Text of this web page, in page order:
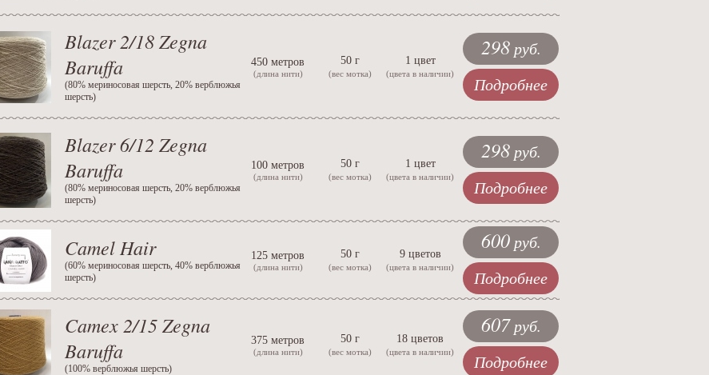
Blazer 2/18 Zegna
Baruffa
(80% мериносовая шерсть, 20% верблюжья
шерсть)
450 метров
(длина нити)
50 г
(вес мотка)
1 цвет
(цвета в наличии)
298руб.
Подробнее
Blazer 6/12 Zegna
Baruffa
(80% мериносовая шерсть, 20% верблюжья
шерсть)
100 метров
(длина нити)
50 г
(вес мотка)
1 цвет
(цвета в наличии)
298руб.
Подробнее
Camel Hair
(60% мериносовая шерсть, 40% верблюжья
шерсть)
125 метров
(длина нити)
50 г
(вес мотка)
9 цветов
(цвета в наличии)
600руб.
Подробнее
Camex 2/15 Zegna
Baruffa
(100% верблюжья шерсть)
375 метров
(длина нити)
50 г
(вес мотка)
18 цветов
(цвета в наличии)
607руб.
Подробнее